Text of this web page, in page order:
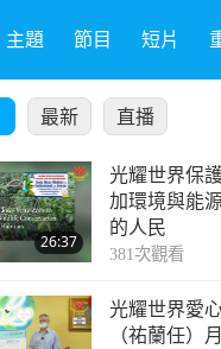
主題 節目 短片
最新 直播
26:37
光耀世界保
加環境與能
的人民
381次觀看
光耀世界愛
（祐蘭任）